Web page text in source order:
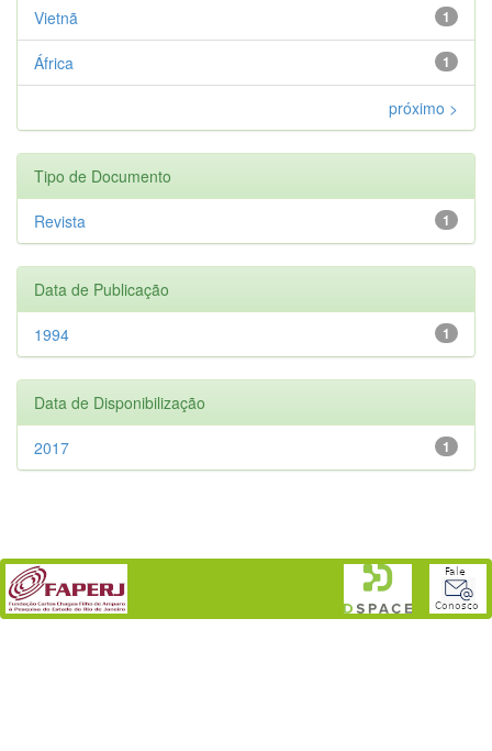
1
Vietnã
1
África
próximo >
Tipo de Documento
1
Revista
Data de Publicação
1
1994
Data de Disponibilização
1
2017